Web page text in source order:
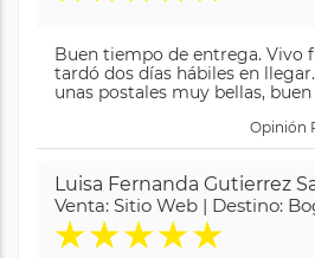
Buen tiempo de entrega. Vivo
tardó dos días hábiles en
unas postales muy bellas,
Opinión
Luisa Fernanda Gutierrez
Venta: Sitio Web | Destino:
★★★★★